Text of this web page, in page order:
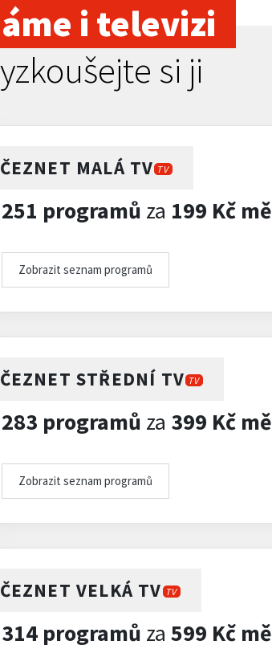
i televizi
si ji
ČEZNET MALÁ TV TV
251 programů za 199 Kč
Zobrazit seznam programů
ČEZNET STŘEDNÍ TV TV
283 programů za 399 Kč
Zobrazit seznam programů
ČEZNET VELKÁ TV TV
314 programů za 599 Kč